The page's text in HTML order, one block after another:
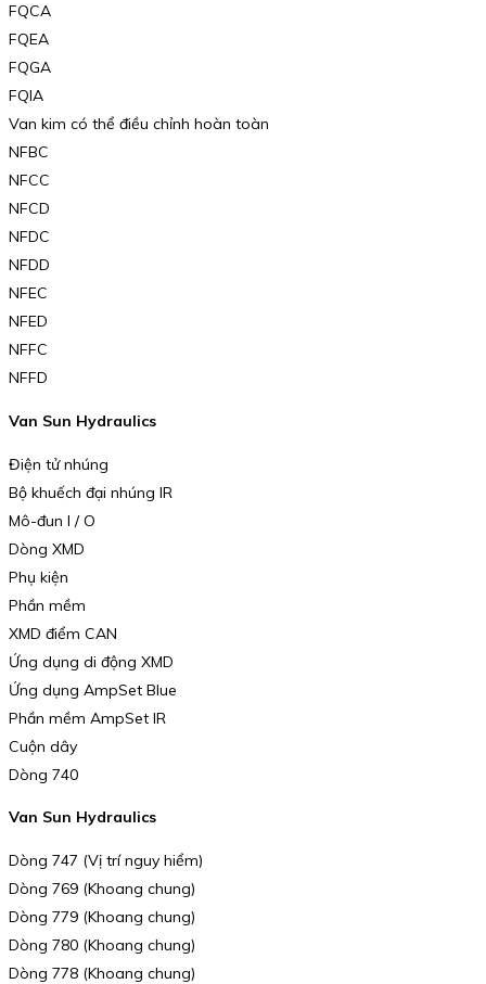
FQCA
FQEA
FQGA
FQIA
Van kim có thể điều chỉnh hoàn toàn
NFBC
NFCC
NFCD
NFDC
NFDD
NFEC
NFED
NFFC
NFFD
Van Sun Hydraulics
Điện tử nhúng
Bộ khuếch đại nhúng IR
Mô-đun I / O
Dòng XMD
Phụ kiện
Phần mềm
XMD điểm CAN
Ứng dụng di động XMD
Ứng dụng AmpSet Blue
Phần mềm AmpSet IR
Cuộn dây
Dòng 740
Van Sun Hydraulics
Dòng 747 (Vị trí nguy hiểm)
Dòng 769 (Khoang chung)
Dòng 779 (Khoang chung)
Dòng 780 (Khoang chung)
Dòng 778 (Khoang chung)